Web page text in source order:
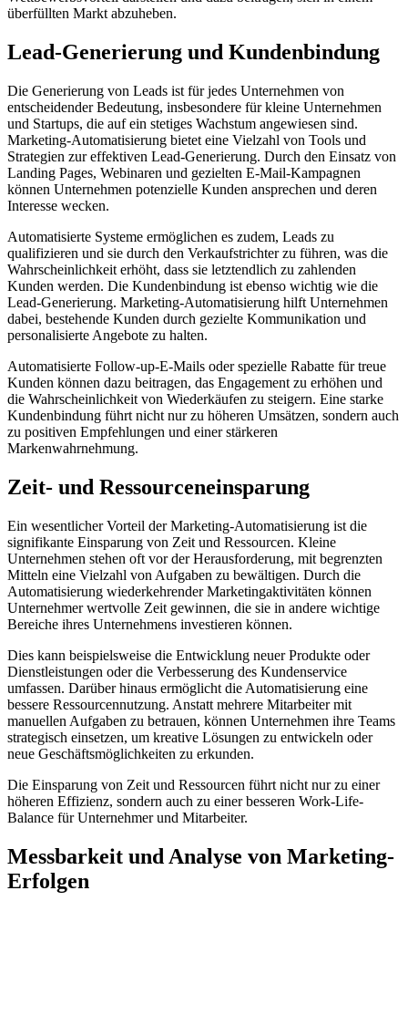
überfüllten Markt abzuheben.
Lead-Generierung und Kundenbindung
Die Generierung von Leads ist für jedes Unternehmen von
entscheidender Bedeutung, insbesondere für kleine Unternehmen
und Startups, die auf ein stetiges Wachstum angewiesen sind.
Marketing-Automatisierung bietet eine Vielzahl von Tools und
Strategien zur effektiven Lead-Generierung. Durch den Einsatz von
Landing Pages, Webinaren und gezielten E-Mail-Kampagnen
können Unternehmen potenzielle Kunden ansprechen und deren
Interesse wecken.
Automatisierte Systeme ermöglichen es zudem, Leads zu
qualifizieren und sie durch den Verkaufstrichter zu führen, was die
Wahrscheinlichkeit erhöht, dass sie letztendlich zu zahlenden
Kunden werden. Die Kundenbindung ist ebenso wichtig wie die
Lead-Generierung. Marketing-Automatisierung hilft Unternehmen
dabei, bestehende Kunden durch gezielte Kommunikation und
personalisierte Angebote zu halten.
Automatisierte Follow-up-E-Mails oder spezielle Rabatte für treue
Kunden können dazu beitragen, das Engagement zu erhöhen und
die Wahrscheinlichkeit von Wiederkäufen zu steigern. Eine starke
Kundenbindung führt nicht nur zu höheren Umsätzen, sondern auch
zu positiven Empfehlungen und einer stärkeren
Markenwahrnehmung.
Zeit- und Ressourceneinsparung
Ein wesentlicher Vorteil der Marketing-Automatisierung ist die
signifikante Einsparung von Zeit und Ressourcen. Kleine
Unternehmen stehen oft vor der Herausforderung, mit begrenzten
Mitteln eine Vielzahl von Aufgaben zu bewältigen. Durch die
Automatisierung wiederkehrender Marketingaktivitäten können
Unternehmer wertvolle Zeit gewinnen, die sie in andere wichtige
Bereiche ihres Unternehmens investieren können.
Dies kann beispielsweise die Entwicklung neuer Produkte oder
Dienstleistungen oder die Verbesserung des Kundenservice
umfassen. Darüber hinaus ermöglicht die Automatisierung eine
bessere Ressourcennutzung. Anstatt mehrere Mitarbeiter mit
manuellen Aufgaben zu betrauen, können Unternehmen ihre Teams
strategisch einsetzen, um kreative Lösungen zu entwickeln oder
neue Geschäftsmöglichkeiten zu erkunden.
Die Einsparung von Zeit und Ressourcen führt nicht nur zu einer
höheren Effizienz, sondern auch zu einer besseren Work-Life-
Balance für Unternehmer und Mitarbeiter.
Messbarkeit und Analyse von Marketing-
Erfolgen